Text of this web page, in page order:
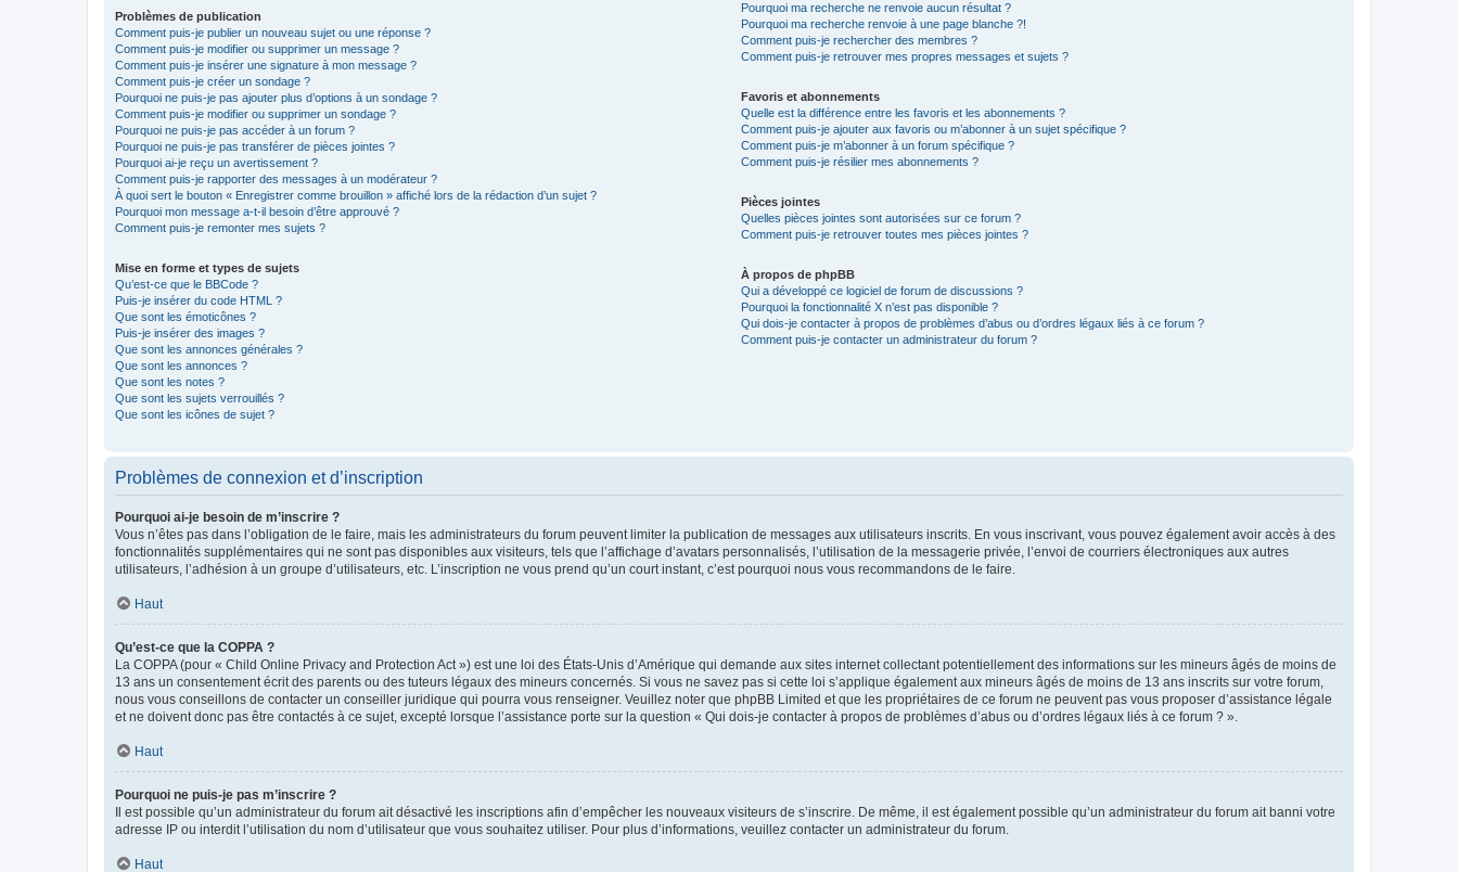
Problèmes de publication
Comment puis-je publier un nouveau sujet ou une réponse ?
Comment puis-je modifier ou supprimer un message ?
Comment puis-je insérer une signature à mon message ?
Comment puis-je créer un sondage ?
Pourquoi ne puis-je pas ajouter plus d’options à un sondage ?
Comment puis-je modifier ou supprimer un sondage ?
Pourquoi ne puis-je pas accéder à un forum ?
Pourquoi ne puis-je pas transférer de pièces jointes ?
Pourquoi ai-je reçu un avertissement ?
Comment puis-je rapporter des messages à un modérateur ?
À quoi sert le bouton « Enregistrer comme brouillon » affiché lors de la rédaction d’un sujet ?
Pourquoi mon message a-t-il besoin d’être approuvé ?
Comment puis-je remonter mes sujets ?
Mise en forme et types de sujets
Qu’est-ce que le BBCode ?
Puis-je insérer du code HTML ?
Que sont les émoticônes ?
Puis-je insérer des images ?
Que sont les annonces générales ?
Que sont les annonces ?
Que sont les notes ?
Que sont les sujets verrouillés ?
Que sont les icônes de sujet ?
Pourquoi ma recherche ne renvoie aucun résultat ?
Pourquoi ma recherche renvoie à une page blanche ?!
Comment puis-je rechercher des membres ?
Comment puis-je retrouver mes propres messages et sujets ?
Favoris et abonnements
Quelle est la différence entre les favoris et les abonnements ?
Comment puis-je ajouter aux favoris ou m’abonner à un sujet spécifique ?
Comment puis-je m’abonner à un forum spécifique ?
Comment puis-je résilier mes abonnements ?
Pièces jointes
Quelles pièces jointes sont autorisées sur ce forum ?
Comment puis-je retrouver toutes mes pièces jointes ?
À propos de phpBB
Qui a développé ce logiciel de forum de discussions ?
Pourquoi la fonctionnalité X n’est pas disponible ?
Qui dois-je contacter à propos de problèmes d’abus ou d’ordres légaux liés à ce forum ?
Comment puis-je contacter un administrateur du forum ?
Problèmes de connexion et d’inscription
Pourquoi ai-je besoin de m’inscrire ?
Vous n’êtes pas dans l’obligation de le faire, mais les administrateurs du forum peuvent limiter la publication de messages aux utilisateurs inscrits. En vous inscrivant, vous pouvez également avoir accès à des
fonctionnalités supplémentaires qui ne sont pas disponibles aux visiteurs, tels que l’affichage d’avatars personnalisés, l’utilisation de la messagerie privée, l’envoi de courriers électroniques aux autres
utilisateurs, l’adhésion à un groupe d’utilisateurs, etc. L’inscription ne vous prend qu’un court instant, c’est pourquoi nous vous recommandons de le faire.
Haut
Qu’est-ce que la COPPA ?
La COPPA (pour « Child Online Privacy and Protection Act ») est une loi des États-Unis d’Amérique qui demande aux sites internet collectant potentiellement des informations sur les mineurs âgés de moins de
13 ans un consentement écrit des parents ou des tuteurs légaux des mineurs concernés. Si vous ne savez pas si cette loi s’applique également aux mineurs âgés de moins de 13 ans inscrits sur votre forum,
nous vous conseillons de contacter un conseiller juridique qui pourra vous renseigner. Veuillez noter que phpBB Limited et que les propriétaires de ce forum ne peuvent pas vous proposer d’assistance légale
et ne doivent donc pas être contactés à ce sujet, excepté lorsque l’assistance porte sur la question « Qui dois-je contacter à propos de problèmes d’abus ou d’ordres légaux liés à ce forum ? ».
Haut
Pourquoi ne puis-je pas m’inscrire ?
Il est possible qu’un administrateur du forum ait désactivé les inscriptions afin d’empêcher les nouveaux visiteurs de s’inscrire. De même, il est également possible qu’un administrateur du forum ait banni votre
adresse IP ou interdit l’utilisation du nom d’utilisateur que vous souhaitez utiliser. Pour plus d’informations, veuillez contacter un administrateur du forum.
Haut